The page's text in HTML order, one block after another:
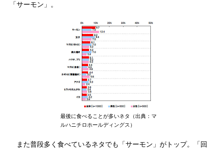
「サーモン」。
最後に食べることが多いネタ（出典：マ
ルハニチロホールディングス）
また普段多く食べているネタでも「サーモン」がトップ。「回